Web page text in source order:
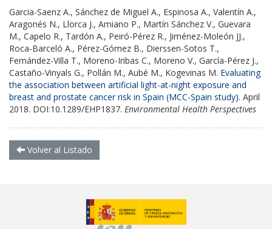
Garcia-Saenz A., Sánchez de Miguel A., Espinosa A., Valentín A.,
Aragonés N., Llorca J., Amiano P., Martín Sánchez V., Guevara
M., Capelo R., Tardón A., Peiró-Pérez R., Jiménez-Moleón JJ.,
Roca-Barceló A., Pérez-Gómez B., Dierssen-Sotos T.,
Fernández-Villa T., Moreno-Iribas C., Moreno V., García-Pérez J.,
Castaño-Vinyals G., Pollán M., Aubé M., Kogevinas M. Evaluating
the association between artificial light-at-night exposure and
breast and prostate cancer risk in Spain (MCC-Spain study). April
2018. DOI:10.1289/EHP1837. Environmental Health Perspectives
Volver al Listado